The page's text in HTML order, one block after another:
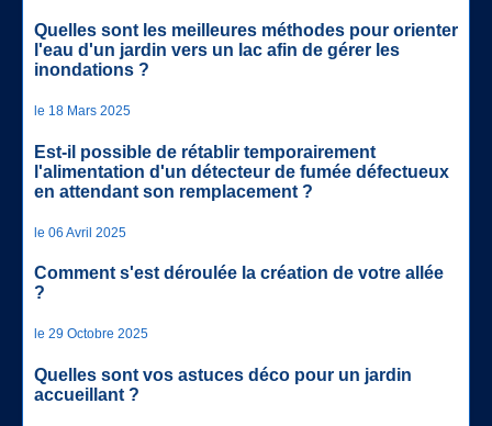
Quelles sont les meilleures méthodes pour orienter
l'eau d'un jardin vers un lac afin de gérer les
inondations ?
le 18 Mars 2025
Est-il possible de rétablir temporairement
l'alimentation d'un détecteur de fumée défectueux
en attendant son remplacement ?
le 06 Avril 2025
Comment s'est déroulée la création de votre allée
?
le 29 Octobre 2025
Quelles sont vos astuces déco pour un jardin
accueillant ?